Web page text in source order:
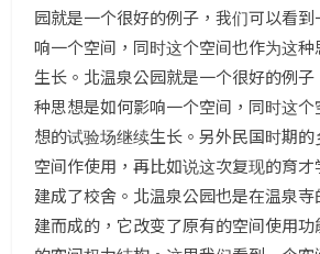
园就是一个很好的例子，我们可以看
响一个空间，同时这个空间也作为这
生长。北温泉公园就是一个很好的例
种思想是如何影响一个空间，同时这个
想的试验场继续生长。另外民国时期
空间作使用，再比如说这次复现的育
建成了校舍。北温泉公园也是在温泉
建而成的，它改变了原有的空间使用